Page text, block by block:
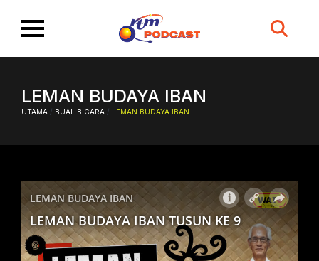
Search
LEMAN BUDAYA IBAN
UTAMA / BUAL BICARA / LEMAN BUDAYA IBAN